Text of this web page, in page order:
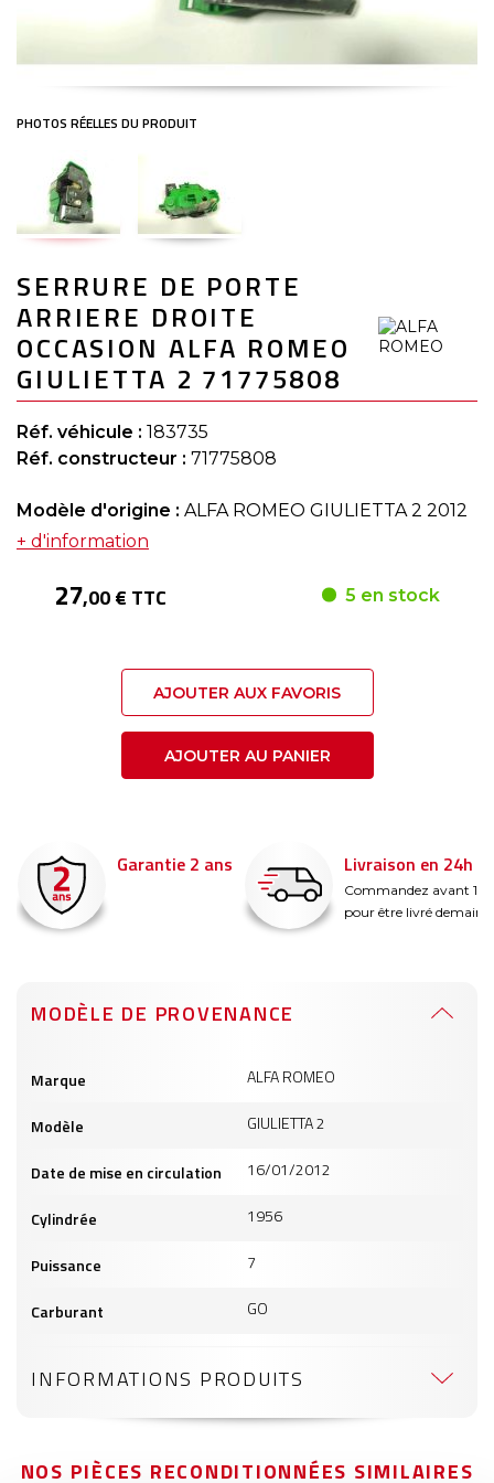
to
the
beginning
of
the
images
gallery
SERRURE DE PORTE
ARRIERE DROITE
OCCASION ALFA ROMEO
GIULIETTA 2 71775808
Réf. véhicule : 183735
Réf. constructeur : 71775808
Modèle d'origine : ALFA ROMEO GIULIETTA 2 2012
+ d'information
27,00 € TTC 5 en stock
AJOUTER AUX FAVORIS
AJOUTER AU PANIER
Garantie 2 ans Livraison en 24h
Commandez avant 14h
pour être livré demain !
MODÈLE DE PROVENANCE
produits
Marque ALFA ROMEO
Modèle GIULIETTA 2
Date de mise en circulation 16/01/2012
Cylindrée 1956
Puissance 7
Carburant GO
INFORMATIONS PRODUITS
NOS PIÈCES RECONDITIONNÉES SIMILAIRES